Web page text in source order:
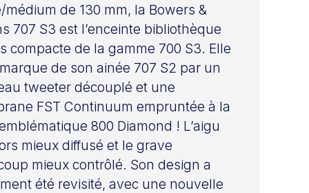
médium de 130 mm, la Bowers &
707 S3 est l’enceinte bibliothèque
compacte de la gamme 700 S3. Elle
de son ainée 707 S2 par un
tweeter découplé et une
FST Continuum empruntée à la
800 Diamond ! L’aigu
mieux diffusé et le grave
mieux contrôlé. Son design a
été revisité, avec une nouvelle